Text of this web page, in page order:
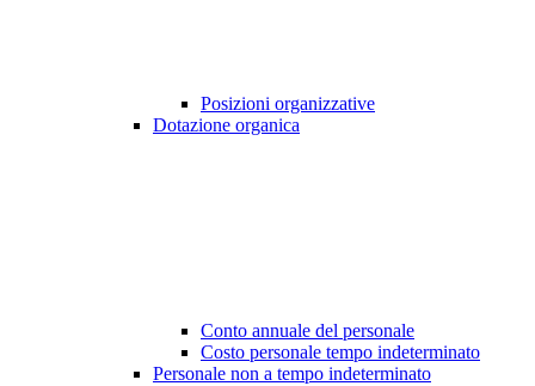
Posizioni organizzative
Dotazione organica
Conto annuale del personale
Costo personale tempo indeterminato
Personale non a tempo indeterminato